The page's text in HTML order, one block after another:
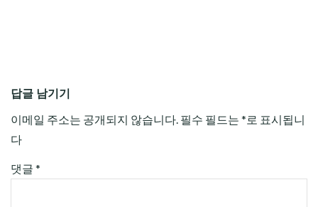
답글 남기기
이메일 주소는 공개되지 않습니다. 필수 필드는 * 로 표시됩니
다
댓글 *